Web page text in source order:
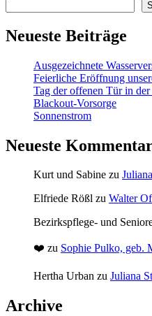
Neueste Beiträge
Ausgezeichnete
Feierliche Eröffnung
Tag der offenen Tür in
Blackout-Vorsorge
Sonnenstrom
Neueste
Kurt und Sabine zu
Elfriede Rößl zu Walter
Bezirkspflege- und
❤️ zu Sophie Pulko, geb.
Hertha Urban zu Juliana
Archive